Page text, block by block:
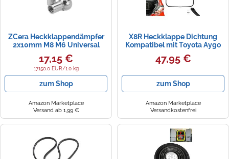
ZCera Heckklappendämpfer
2x10mm M8 M6 Universal
Stecker Ball Schraube Bolzen
Pin Mit Dichtung Mutter Für
Frühling Lift Unterstützt
Gasfeder Dämpfer
Heckklappe(Inner M8)
17,15 €
17150.0 EUR/1.0 kg
zum Shop
Amazon Marketplace
Versand ab 1,99 €
X8R Heckklappe Dichtung
Kompatibel mit Toyota Aygo
Citroen C1 Peugeot 107
47,95 €
zum Shop
Amazon Marketplace
Versandkostenfrei